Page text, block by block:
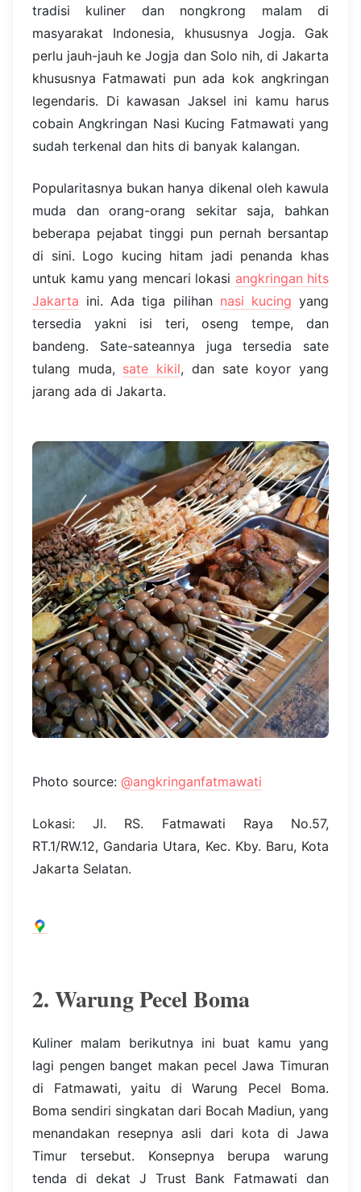
tradisi kuliner dan nongkrong malam di
masyarakat Indonesia, khususnya Jogja. Gak
perlu jauh-jauh ke Jogja dan Solo nih, di Jakarta
khususnya Fatmawati pun ada kok angkringan
legendaris. Di kawasan Jaksel ini kamu harus
cobain Angkringan Nasi Kucing Fatmawati yang
sudah terkenal dan hits di banyak kalangan.
Popularitasnya bukan hanya dikenal oleh kawula
muda dan orang-orang sekitar saja, bahkan
beberapa pejabat tinggi pun pernah bersantap
di sini. Logo kucing hitam jadi penanda khas
untuk kamu yang mencari lokasi angkringan hits
Jakarta ini. Ada tiga pilihan nasi kucing yang
tersedia yakni isi teri, oseng tempe, dan
bandeng. Sate-sateannya juga tersedia sate
tulang muda, sate kikil, dan sate koyor yang
jarang ada di Jakarta.
Photo source: @angkringanfatmawati
Lokasi: Jl. RS. Fatmawati Raya No.57,
RT.1/RW.12, Gandaria Utara, Kec. Kby. Baru, Kota
Jakarta Selatan.
2. Warung Pecel Boma
Kuliner malam berikutnya ini buat kamu yang
lagi pengen banget makan pecel Jawa Timuran
di Fatmawati, yaitu di Warung Pecel Boma.
Boma sendiri singkatan dari Bocah Madiun, yang
menandakan resepnya asli dari kota di Jawa
Timur tersebut. Konsepnya berupa warung
tenda di dekat J Trust Bank Fatmawati dan